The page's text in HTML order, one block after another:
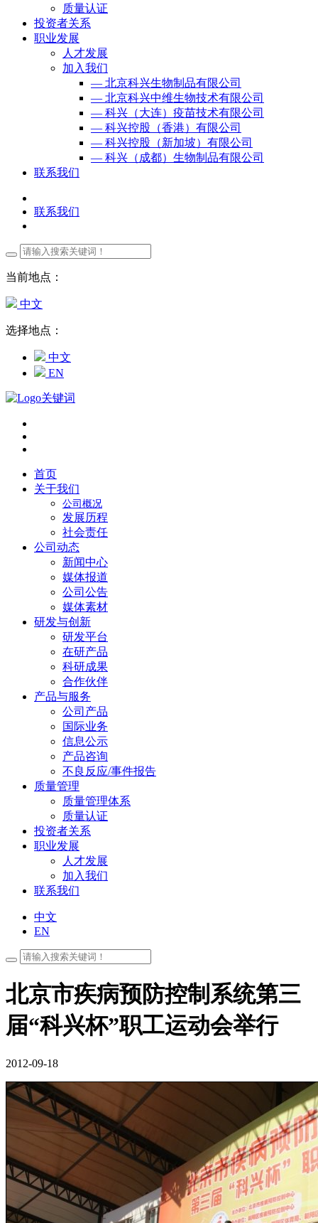
质量认证
投资者关系
职业发展
人才发展
加入我们
— 北京科兴生物制品有限公司
— 北京科兴中维生物技术有限公司
— 科兴（大连）疫苗技术有限公司
— 科兴控股（香港）有限公司
— 科兴控股（新加坡）有限公司
— 科兴（成都）生物制品有限公司
联系我们
联系我们
当前地点：
中文
选择地点：
中文
EN
首页
关于我们
公司概况
发展历程
社会责任
公司动态
新闻中心
媒体报道
公司公告
媒体素材
研发与创新
研发平台
在研产品
科研成果
合作伙伴
产品与服务
公司产品
国际业务
信息公示
产品咨询
不良反应/事件报告
质量管理
质量管理体系
质量认证
投资者关系
职业发展
人才发展
加入我们
联系我们
中文
EN
北京市疾病预防控制系统第三
届“科兴杯”职工运动会举行
2012-09-18